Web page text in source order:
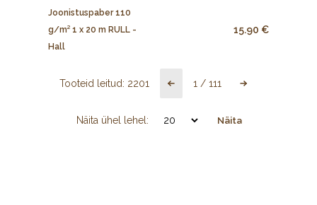
Joonistuspaber 110
g/m² 1 x 20 m RULL -
Hall
15.90 €
Tooteid leitud: 2201 1 / 111
Näita ühel lehel: Näita